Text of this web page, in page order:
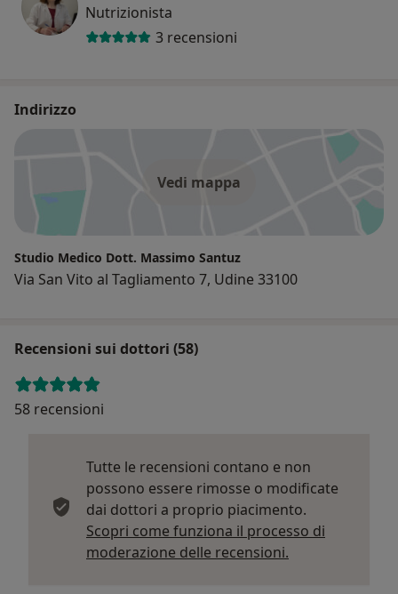
Nutrizionista
3 recensioni
Indirizzo
Vedi mappa
Studio Medico Dott. Massimo Santuz
Via San Vito al Tagliamento 7, Udine 33100
Recensioni sui dottori (58)
58 recensioni
Tutte le recensioni contano e non
possono essere rimosse o modificate
dai dottori a proprio piacimento.
Scopri come funziona il processo di
moderazione delle recensioni.